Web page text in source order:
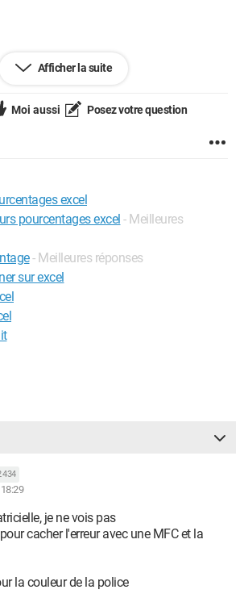
de ces pourcentages par mois.
suis dessus, ma formule semble juste
en faisant le calcul à la main j'ai un
avance pour votre aide.
Afficher la suite
Moi aussi Posez votre question
excel
pourcentages excel - Meilleures
- Meilleures réponses
sur excel
434
je ne vois pas
cacher l'erreur avec une MFC et la
la couleur de la police